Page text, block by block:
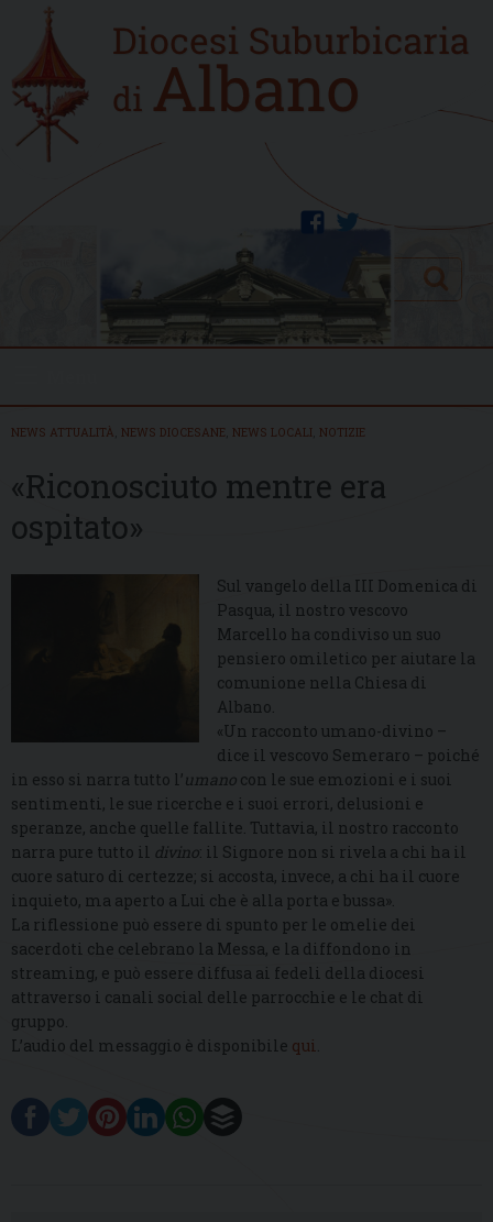
content
Home
new
twitter
facebook
Search
NEWS ATTUALITÀ NEWS DIOCESANE NEWS LOCALI NOTIZIE
«Riconosciuto mentre era
ospitato»
Sul vangelo della III Domenica di
Pasqua, il nostro vescovo
Marcello ha condiviso un suo
pensiero omiletico per aiutare la
comunione nella Chiesa di
Albano.
«Un racconto umano-divino –
dice il vescovo Semeraro – poiché
in esso si narra tutto l’umano con le sue emozioni e i suoi
sentimenti, le sue ricerche e i suoi errori, delusioni e
speranze, anche quelle fallite. Tuttavia, il nostro racconto
narra pure tutto il divino: il Signore non si rivela a chi ha il
cuore saturo di certezze; si accosta, invece, a chi ha il cuore
inquieto, ma aperto a Lui che è alla porta e bussa».
La riflessione può essere di spunto per le omelie dei
sacerdoti che celebrano la Messa, e la diffondono in
streaming, e può essere diffusa ai fedeli della diocesi
attraverso i canali social delle parrocchie e le chat di
gruppo.
L’audio del messaggio è disponibile qui.